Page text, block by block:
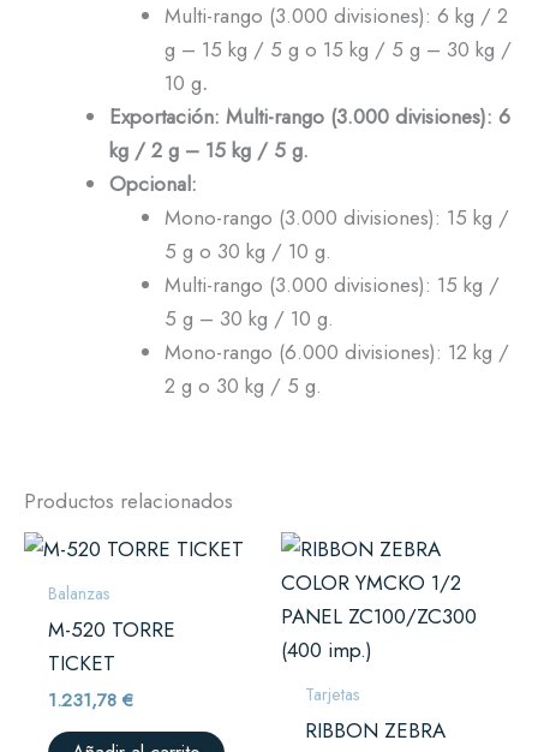
Multi-rango (3.000 divisiones): 6 kg / 2
g – 15 kg / 5 g o 15 kg / 5 g – 30 kg /
10 g.
Exportación: Multi-rango (3.000 divisiones): 6
kg / 2 g – 15 kg / 5 g.
Opcional:
Mono-rango (3.000 divisiones): 15 kg /
5 g o 30 kg / 10 g.
Multi-rango (3.000 divisiones): 15 kg /
5 g – 30 kg / 10 g.
Mono-rango (6.000 divisiones): 12 kg /
2 g o 30 kg / 5 g.
Productos relacionados
Balanzas
M-520 TORRE
TICKET
1.231,78€ Tarjetas
RIBBON ZEBRA